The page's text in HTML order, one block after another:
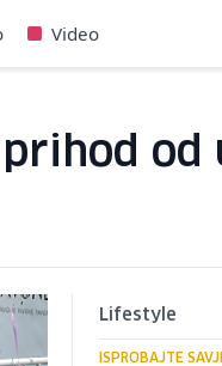
Video
od
Lifestyle
ISPROBAJTE